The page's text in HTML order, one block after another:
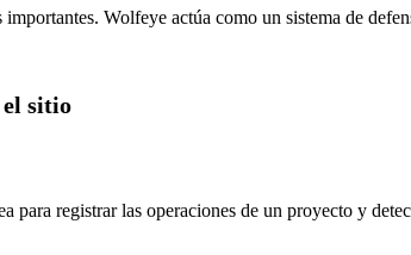
Wolfeye actúa como un sistema de
el sitio
registrar las operaciones de un proyecto y